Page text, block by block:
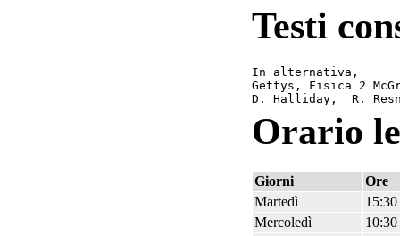
Testi
In alternativa,
Gettys, Fisica 2
D. Halliday,  R.
Orario
Giorni
Ore
Martedì
Mercoledì